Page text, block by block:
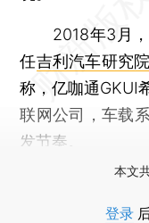
2018年3月，
任吉利汽车研究
称，亿咖通GKUI
联网公司，车载
发节奏。
本文
登录